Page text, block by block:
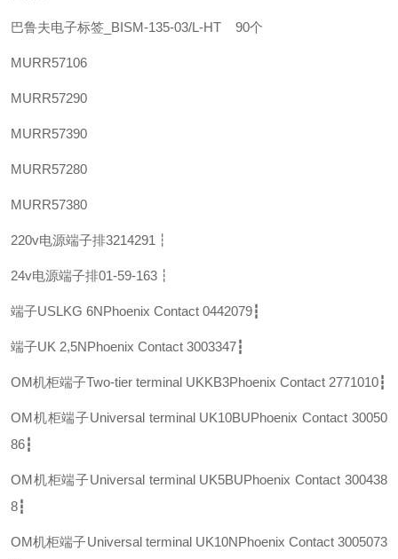
巴鲁夫电子标签_BISM-135-03/L-HT 90个
MURR57106
MURR57290
MURR57390
MURR57280
MURR57380
220v电源端子排3214291┇
24v电源端子排01-59-163┇
端子USLKG 6NPhoenix Contact 0442079┇
端子UK 2,5NPhoenix Contact 3003347┇
OM机柜端子Two-tier terminal UKKB3Phoenix Contact 2771010┇
OM机柜端子Universal terminal UK10BUPhoenix Contact 30050
86┇
OM机柜端子Universal terminal UK5BUPhoenix Contact 300438
8┇
OM机柜端子Universal terminal UK10NPhoenix Contact 3005073